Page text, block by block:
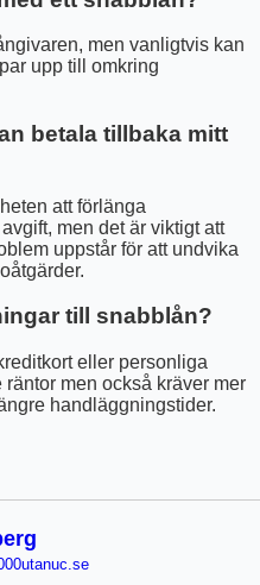
men vanligtvis kan
upp till omkring
betala tillbaka mitt
att förlänga
men det är viktigt att
uppstår för att undvika
till snabblån?
eller personliga
men också kräver mer
handläggningstider.